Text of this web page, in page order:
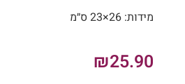
מידות: 26×23 ס״מ
₪25.90